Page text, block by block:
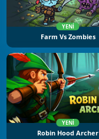
YENI
Farm Vs Zombies
YENI
Robin Hood Archer